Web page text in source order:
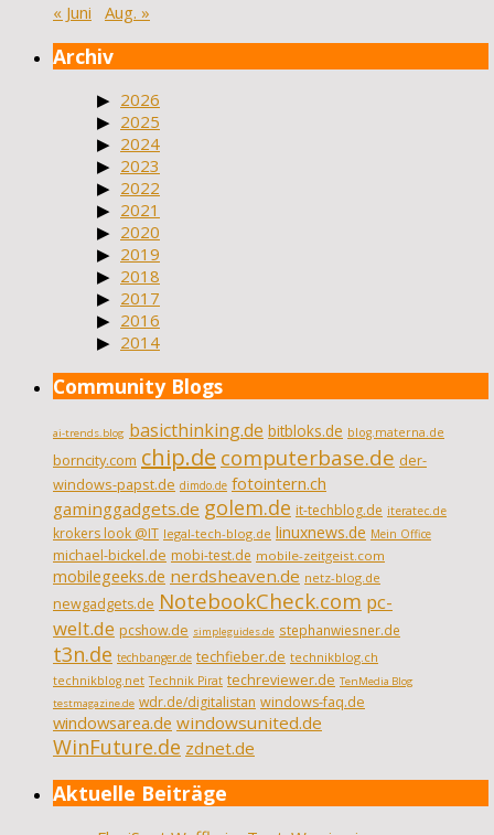
« Juni
Aug. »
Archiv
2026
2025
2024
2023
2022
2021
2020
2019
2018
2017
2016
2014
Community Blogs
ai-trends.blog basicthinking.de bitbloks.de blog.materna.de
borncity.com chip.de computerbase.de der-
windows-papst.de dimdo.de fotointern.ch
gaminggadgets.de golem.de it-techblog.de iteratec.de
krokers look @IT legal-tech-blog.de linuxnews.de Mein Office
michael-bickel.de mobi-test.de mobile-zeitgeist.com
mobilegeeks.de nerdsheaven.de netz-blog.de
newgadgets.de NotebookCheck.com pc-
welt.de pcshow.de simpleguides.de stephanwiesner.de
t3n.de techbanger.de techfieber.de technikblog.ch
technikblog.net Technik Pirat techreviewer.de TenMedia Blog
testmagazine.de wdr.de/digitalistan windows-faq.de
windowsarea.de windowsunited.de
WinFuture.de zdnet.de
Aktuelle Beiträge